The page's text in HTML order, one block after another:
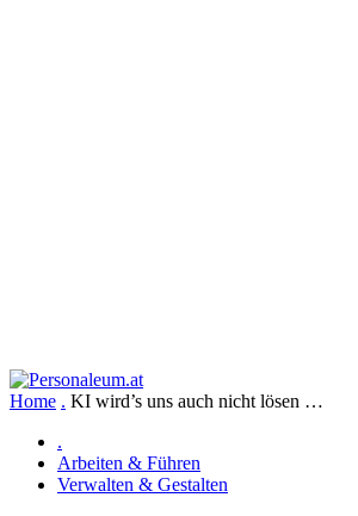
Home . KI wird’s uns auch nicht lösen …
.
Arbeiten & Führen
Verwalten & Gestalten